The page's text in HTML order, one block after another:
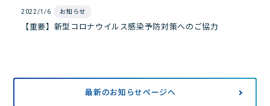
2022/1/6 お知らせ
【重要】新型コロナウイルス感染予防対策へのご協力
最新のお知らせページへ